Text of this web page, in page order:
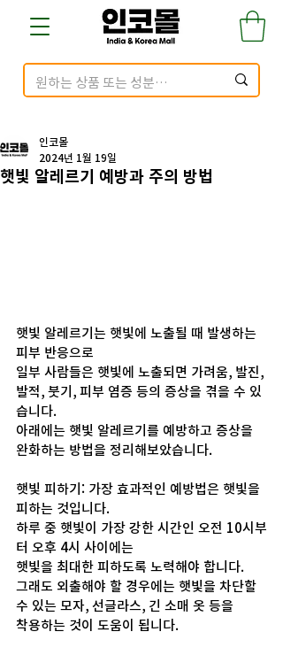
햇빛 알레르기 예방과 주의 방법
인코몰
2024년 1월 19일
햇빛 알레르기는 햇빛에 노출될 때 발생하는
피부 반응으로
일부 사람들은 햇빛에 노출되면 가려움, 발진,
발적, 붓기, 피부 염증 등의 증상을 겪을 수 있
습니다.
아래에는 햇빛 알레르기를 예방하고 증상을
완화하는 방법을 정리해보았습니다.
햇빛 피하기: 가장 효과적인 예방법은 햇빛을
피하는 것입니다.
하루 중 햇빛이 가장 강한 시간인 오전 10시부
터 오후 4시 사이에는
햇빛을 최대한 피하도록 노력해야 합니다.
그래도 외출해야 할 경우에는 햇빛을 차단할
수 있는 모자, 선글라스, 긴 소매 옷 등을
착용하는 것이 도움이 됩니다.